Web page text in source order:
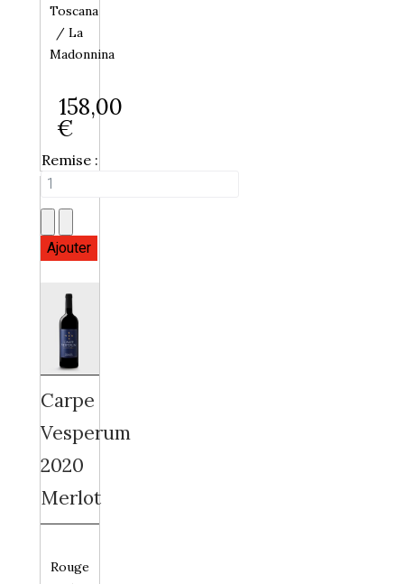
Toscana
/ La
Madonnina
158,00
€
Remise :
Carpe
Vesperum
2020
Merlot
Rouge